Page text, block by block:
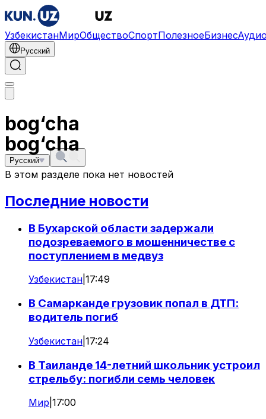
УзбекистанМирОбществоСпортПолезноеБизнес
Русский
bog‘cha
Русский
bog‘cha
В этом разделе пока нет новостей
Последние новости
В Бухарской области задержали
подозреваемого в мошенничестве с
поступлением в медвуз
Узбекистан 17:49
В Самарканде грузовик попал в ДТП:
водитель погиб
Узбекистан 17:24
В Таиланде 14-летний школьник устроил
стрельбу: погибли семь человек
Мир 17:00